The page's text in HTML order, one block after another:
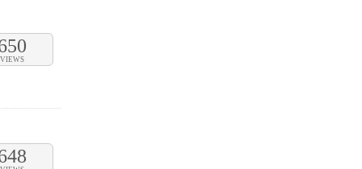
VIEWS